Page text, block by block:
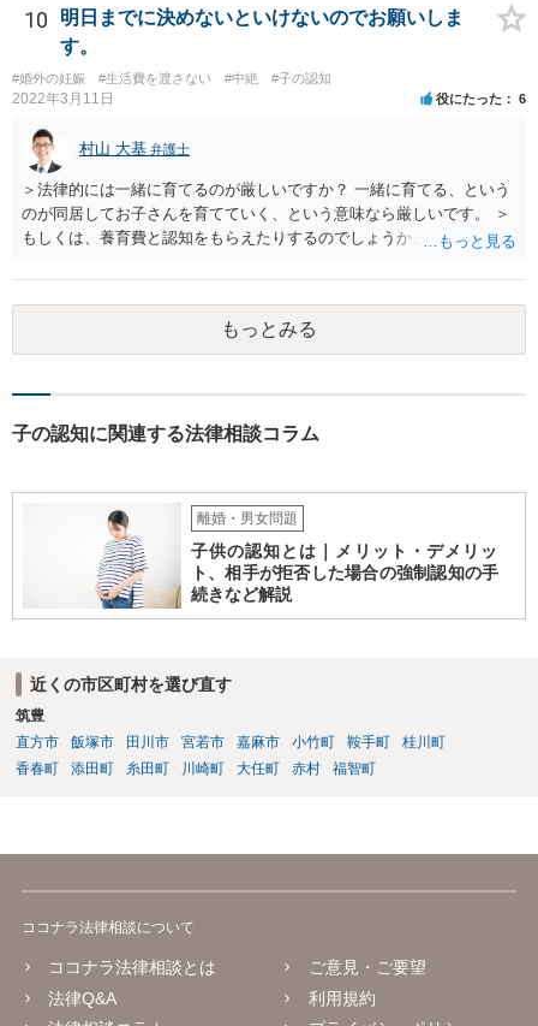
10
明日までに決めないといけないのでお願いしま
す。
#婚外の妊娠 #生活費を渡さない #中絶 #子の認知
2022年3月11日 役にたった 6
村山 大基 弁護士
＞法律的には一緒に育てるのが厳しいですか？ 一緒に育てる、という
のが同居してお子さんを育てていく、という意味なら厳しいです。 ＞
もしくは、養育費と認知をもらえたりするのでしょうか、 相手が認知
す。 また、認知されたことを前提に、父親として子を養う義務があり
ますので、 養育費を請求できます。 ただ、極端な話相手に収入がなか
ったり、行方不明だったりすると、実際上の回収が難しい可能性はあ
ります。
もっとみる
子の認知に関連する法律相談コラム
離婚・男女問題
子供の認知とは｜メリット・デメリッ
ト、相手が拒否した場合の強制認知の手
続きなど解説
近くの市区町村を選び直す
筑豊
直方市
飯塚市 田川市 宮若市 嘉麻市 小竹町 鞍手町
桂川町
香春町
添田町 糸田町 川崎町 大任町 赤村 福智町
ココナラ法律相談について
ココナラ法律相談とは
法律Q&A
ご意見・ご要望
利用規約